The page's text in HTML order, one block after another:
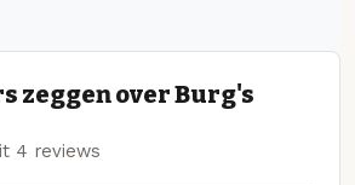
zeggen over Burg's
4 reviews